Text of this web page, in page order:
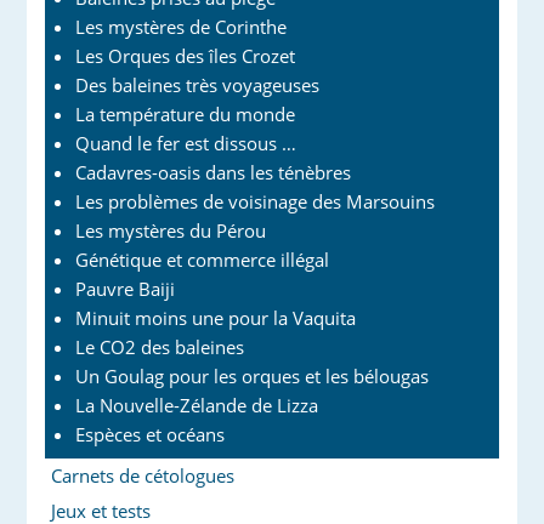
Les mystères de Corinthe
Les Orques des îles Crozet
Des baleines très voyageuses
La température du monde
Quand le fer est dissous …
Cadavres-oasis dans les ténèbres
Les problèmes de voisinage des Marsouins
Les mystères du Pérou
Génétique et commerce illégal
Pauvre Baiji
Minuit moins une pour la Vaquita
Le CO2 des baleines
Un Goulag pour les orques et les bélougas
La Nouvelle-Zélande de Lizza
Espèces et océans
Carnets de cétologues
Jeux et tests